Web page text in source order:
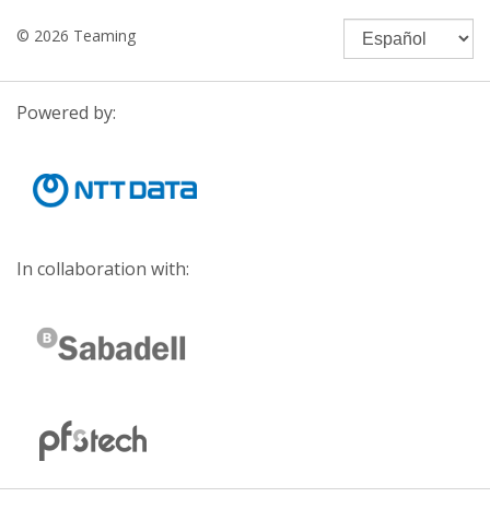
© 2026 Teaming
Powered by:
In collaboration with: